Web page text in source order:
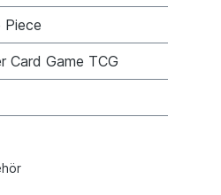
Piece
Card Game TCG